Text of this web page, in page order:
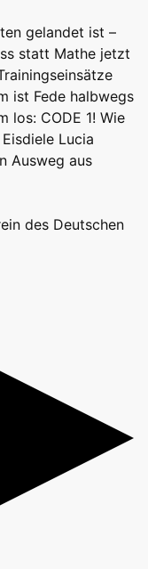
gelandet ist –
statt Mathe jetzt
ist Fede halbwegs
los: CODE 1! Wie
Lucia
Ausweg aus
des Deutschen